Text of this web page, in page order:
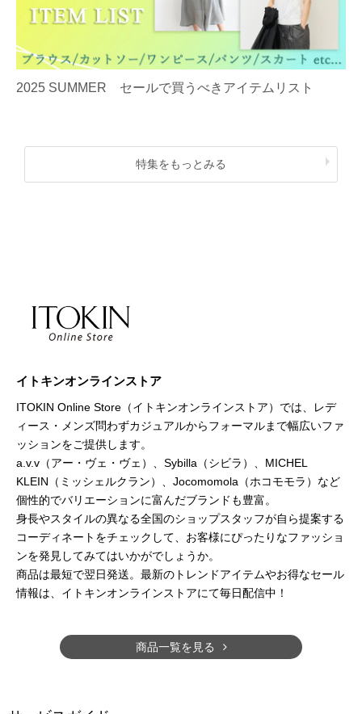
2025 SUMMER セールで買うべきアイテムリスト
特集をもっとみる
イトキンオンラインストア
ITOKIN Online Store（イトキンオンラインストア）では、レデ
ィース・メンズ問わずカジュアルからフォーマルまで幅広いファ
ッションをご提供します。
a.v.v（アー・ヴェ・ヴェ）、Sybilla（シビラ）、MICHEL
KLEIN（ミッシェルクラン）、Jocomomola（ホコモモラ）など
個性的でバリエーションに富んだブランドも豊富。
身長やスタイルの異なる全国のショップスタッフが自ら提案する
コーディネートをチェックして、お客様にぴったりなファッショ
ンを発見してみてはいかがでしょうか。
商品は最短で翌日発送。最新のトレンドアイテムやお得なセール
情報は、イトキンオンラインストアにて毎日配信中！
商品一覧を見る